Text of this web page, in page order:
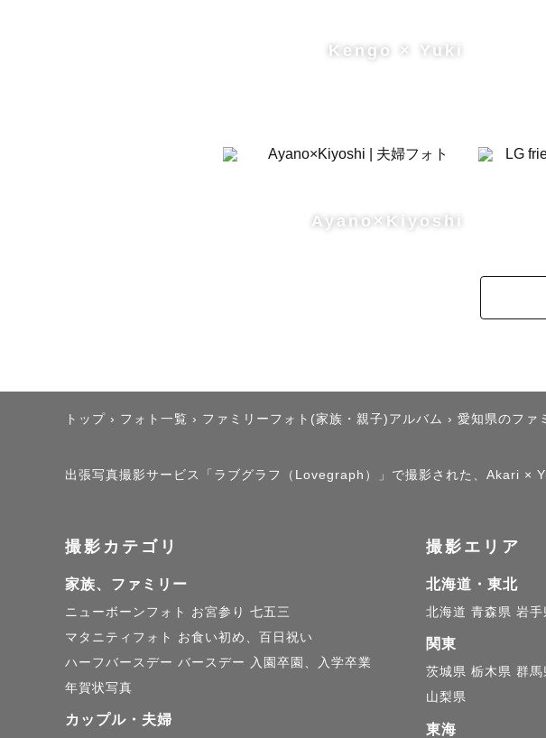
Kengo × Yuki
Ayano×Kiyoshi
トップ › フォト一覧 › ファミリーフォト(家族・親子)アルバム › 愛知県のファ
出張写真撮影サービス「ラブグラフ（Lovegraph）」で撮影された、Akari ×
撮影カテゴリ
家族、ファミリー
ニューボーンフォト お宮参り 七五三
マタニティフォト
お食い初め、百日祝い
ハーフバースデー バースデー
入園卒園、入学卒業
年賀状写真
カップル・夫婦
撮影エリア
北海道・東北
北海道 青森県 岩手
関東
茨城県 栃木県 群馬
山梨県
東海